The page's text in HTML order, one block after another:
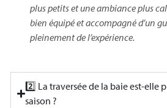
plus petits et une ambiance plus
bien équipé et accompagné d’un
pleinement de l’expérience.
2️⃣ La traversée de la baie est-elle
saison ?